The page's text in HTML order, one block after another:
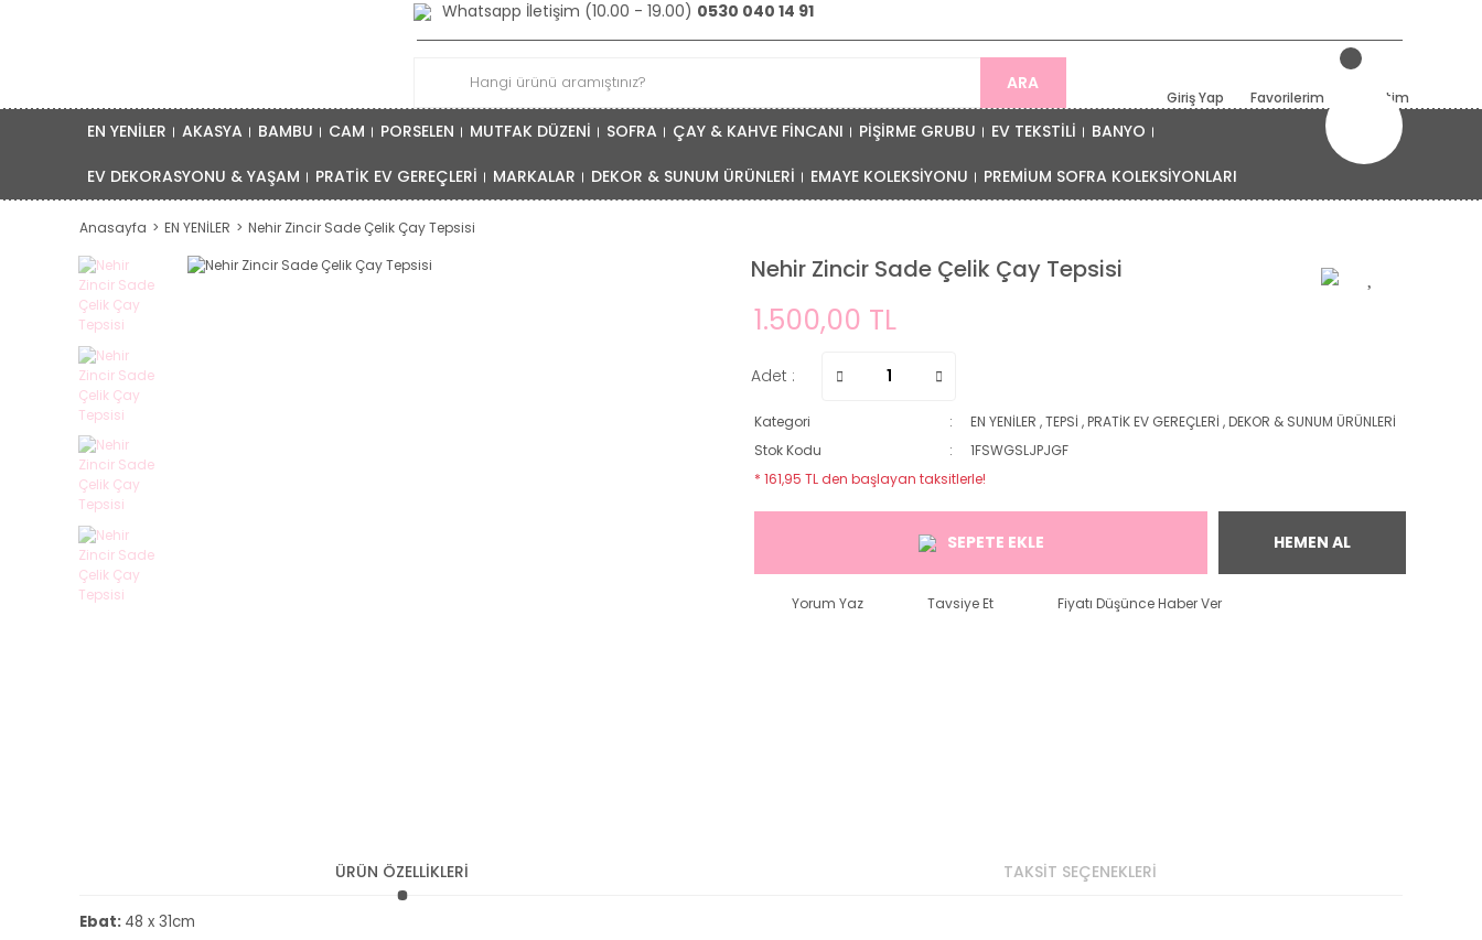
Whatsapp İletişim (10.00 - 19.00) 0530 040 14 91
ARA
Giriş Yap Favorilerim Sepetim
EN YENİLER AKASYA BAMBU CAM PORSELEN MUTFAK DÜZENİ SOFRA ÇAY & KAHVE FİNCANI PİŞİRME GRUBU EV TEKSTİLİ BANYO
EV DEKORASYONU & YAŞAM PRATİK EV GEREÇLERİ MARKALAR DEKOR & SUNUM ÜRÜNLERİ EMAYE KOLEKSİYONU PREMİUM SOFRA KOLEKSİYONLARI
Anasayfa EN YENİLER Nehir Zincir Sade Çelik Çay Tepsisi
Nehir Zincir Sade Çelik Çay Tepsisi
1.500,00 TL
Adet :
Kategori EN YENİLER ,TEPSİ ,PRATİK EV GEREÇLERİ ,DEKOR & SUNUM ÜRÜNLERİ
Stok Kodu
1FSWGSLJPJGF
* 161,95 TL den başlayan taksitlerle!
SEPETE EKLE HEMEN AL
Yorum Yaz Tavsiye Et Fiyatı Düşünce Haber Ver
ÜRÜN ÖZELLİKLERİ TAKSİT SEÇENEKLERİ
Ebat: 48 x 31cm